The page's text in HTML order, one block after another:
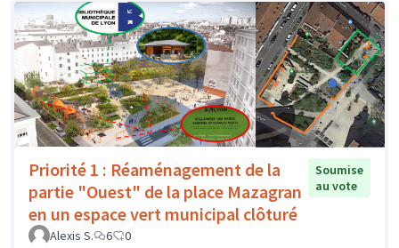
Priorité 1 : Réaménagement de la
partie "Ouest" de la place Mazagran
en un espace vert municipal clôturé
Soumise
au vote
Alexis S. 6 0